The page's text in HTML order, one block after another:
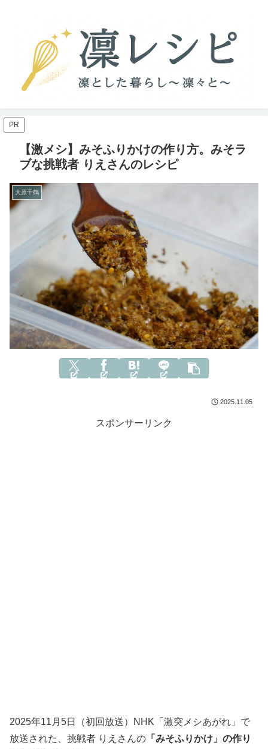
PR
【激メシ】みそふりかけの作り方。みそラ
ブな挑戦者 りえさんのレシピ
大原千鶴
2025.11.05
スポンサーリンク
2025年11月5日（初回放送）NHK「激突メシあがれ」で
放送された、挑戦者 りえさんの 「みそふりかけ」の作り